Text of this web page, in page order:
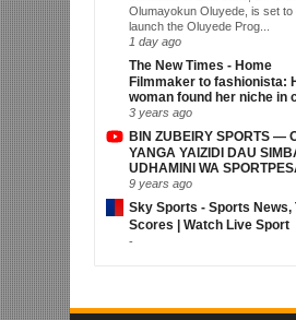
Olumayokun Oluyede, is set to
launch the Oluyede Prog...
1 day ago
The New Times - Home
Filmmaker to fashionista:
woman found her niche in
3 years ago
BIN ZUBEIRY SPORTS —
YANGA YAIZIDI DAU
UDHAMINI WA
9 years ago
Sky Sports - Sports News,
Scores | Watch Live Sport
-